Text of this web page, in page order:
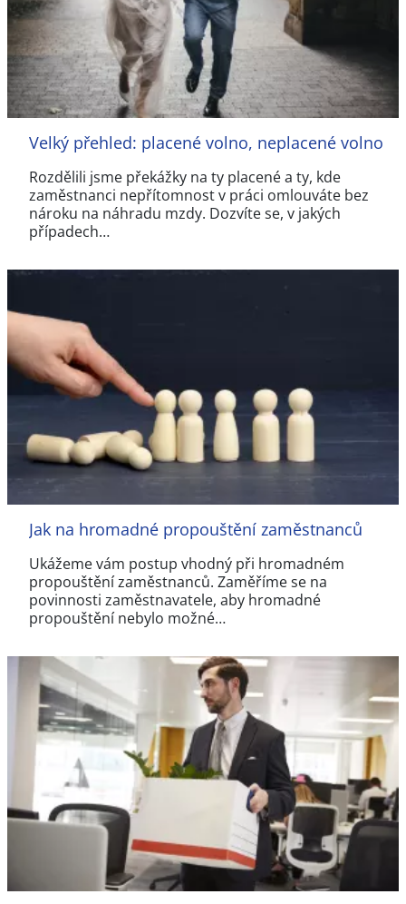
Velký přehled: placené volno, neplacené volno
Rozdělili jsme překážky na ty placené a ty, kde
zaměstnanci nepřítomnost v práci omlouváte bez
nároku na náhradu mzdy. Dozvíte se, v jakých
případech…
Jak na hromadné propouštění zaměstnanců
Ukážeme vám postup vhodný při hromadném
propouštění zaměstnanců. Zaměříme se na
povinnosti zaměstnavatele, aby hromadné
propouštění nebylo možné…